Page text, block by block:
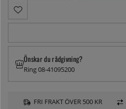
Önskar du rådgivning?
Ring 08-41095200
FRI FRAKT ÖVER 500 KR